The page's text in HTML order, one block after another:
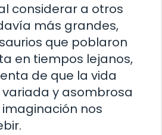
considerar a otros
más grandes,
que poblaron
en tiempos lejanos,
de que la vida
y asombrosa
nos